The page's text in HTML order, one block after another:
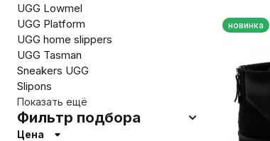
новинка
UGG Lowmel
UGG Platform
UGG home slippers
UGG Tasman
Sneakers UGG
Slipons
Показать ещё
Фильтр подбора
Цена